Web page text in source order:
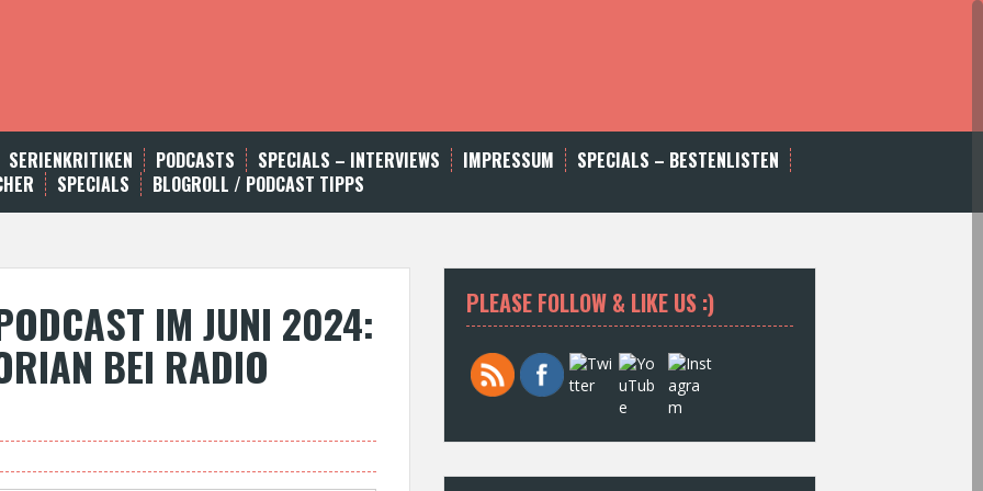
SERIENKRITIKEN PODCASTS SPECIALS – INTERVIEWS IMPRESSUM
SPECIALS – BESTENLISTEN
SPECIALS BLOGROLL / PODCAST TIPPS
IM JUNI 2024:
BEI RADIO
PLEASE FOLLOW & LIKE US :)